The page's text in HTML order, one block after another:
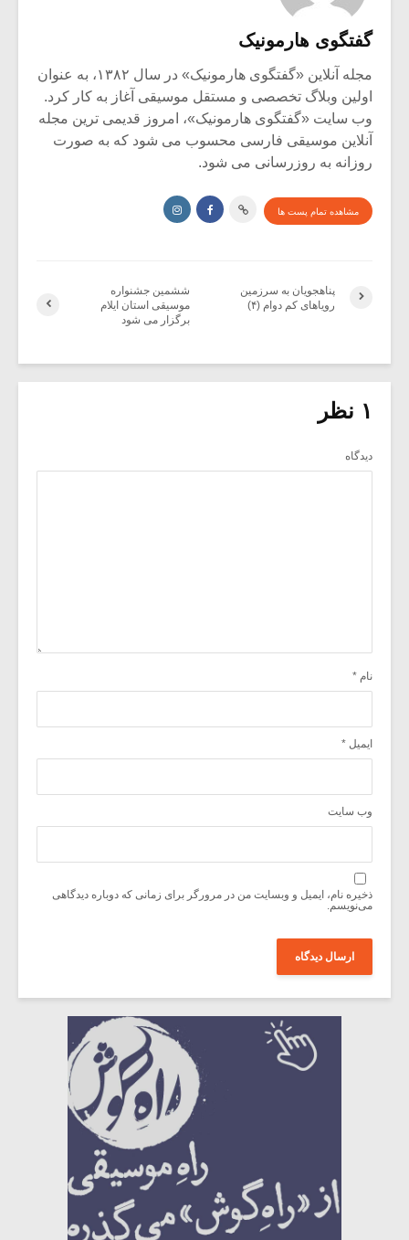
گفتگوی هارمونیک
مجله آنلاین «گفتگوی هارمونیک» در سال ۱۳۸۲، به عنوان
اولین وبلاگ تخصصی و مستقل موسیقی آغاز به کار کرد.
وب سایت «گفتگوی هارمونیک»، امروز قدیمی ترین مجله
آنلاین موسیقی فارسی محسوب می شود که به صورت
روزانه به روزرسانی می شود.
مشاهده تمام پست ها
ششمین جشنواره
موسیقی استان ایلام
برگزار می شود
پناهجویان به سرزمین
رویاهای کم دوام (۴)
۱ نظر
دیدگاه
نام *
ایمیل *
وب‌ سایت
ذخیره نام، ایمیل و وبسایت من در مرورگر برای زمانی که دوباره دیدگاهی
می‌نویسم.